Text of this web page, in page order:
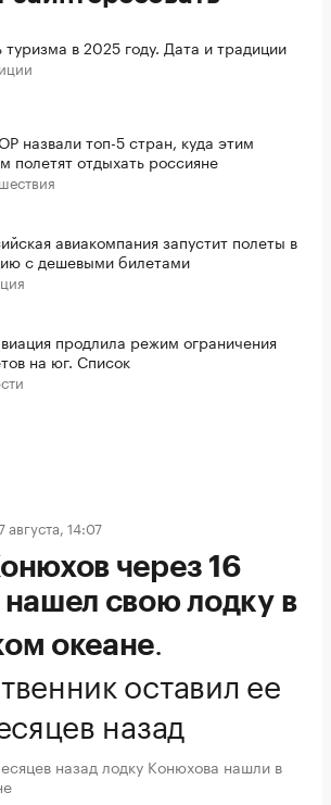
туризма в 2025 году. Дата и традиции
назвали топ-5 стран, куда этим
полетят отдыхать россияне
авиакомпания запустит полеты в
с дешевыми билетами
продлила режим ограничения
на юг. Список
августа, 14:07
через 16
свою лодку в
океане.
оставил ее
назад
назад лодку Конюхова нашли в